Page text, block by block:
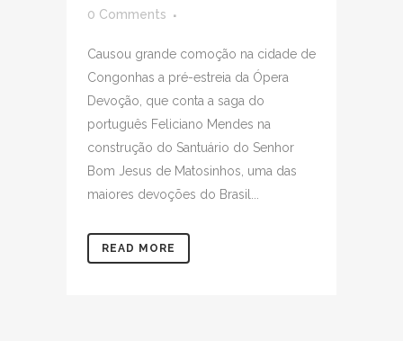
0 Comments
Causou grande comoção na cidade de
Congonhas a pré-estreia da Ópera
Devoção, que conta a saga do
português Feliciano Mendes na
construção do Santuário do Senhor
Bom Jesus de Matosinhos, uma das
maiores devoções do Brasil...
READ MORE